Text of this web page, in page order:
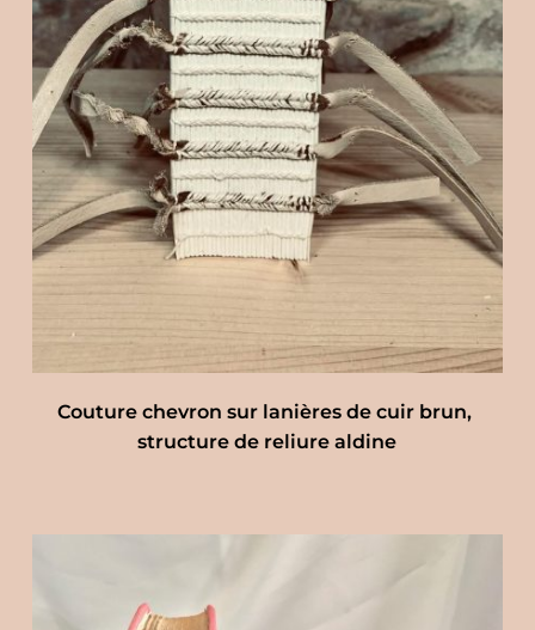
Couture chevron sur lanières de cuir brun,
structure de reliure aldine